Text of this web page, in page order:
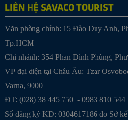
LIÊN HỆ SAVACO TOURIST
Văn phòng chính: 15 Đào Duy Anh,
Tp.HCM
Chi nhánh: 354 Phan Đình Phùng,
VP đại diện tại Châu Âu: Tzar
Varna, 9000
ĐT: (028) 38 445 750 - 0983 810 544
Số đăng ký KD: 0304617186 do Sở